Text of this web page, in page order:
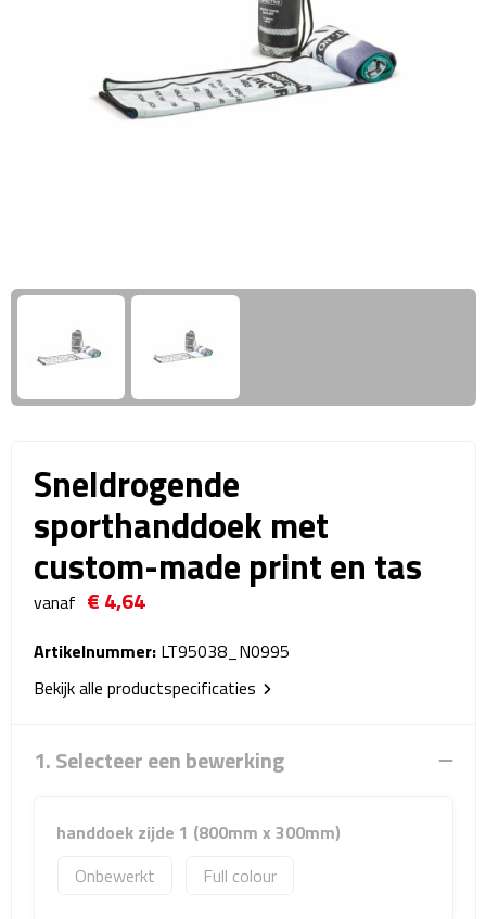
Documententassen
Kledingtassen
Reistassen & Trolleys
Reistassen
Trolleys
Reistassensets
Weekendtassen
Duffeltassen
Autotassen
Rugzakken
Rugzakken
Laptop rugzakken
Wellness Giftsets
Sneldrogende
sporthanddoek met
custom-made print en tas
vanaf € 4,64
Artikelnummer: LT95038_N0995
Bekijk alle productspecificaties
1. Selecteer een bewerking
handdoek zijde 1 (800mm x 300mm)
Onbewerkt
Full colour